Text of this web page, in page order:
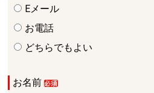
Eメール
お電話
どちらでもよい
お名前